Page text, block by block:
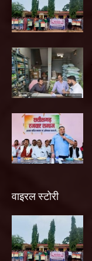
वाइरल स्टोरी